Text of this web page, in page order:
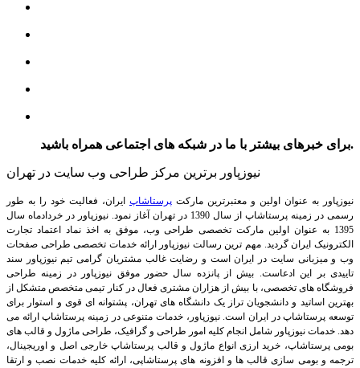
برای خبرهای بیشتر با ما در شبکه های اجتماعی همراه باشید.
نیوزپاور برترین مرکز طراحی وب سایت در تهران
نیوزپاور به عنوان اولین و معتبرترین مارکت پرستاشاپ ایران، فعالیت خود را به طور
رسمی در زمینه پرستاشاپ از سال 1390 در تهران آغاز نمود. نیوزپاور در خردادماه سال
1395 به عنوان اولین مارکت تخصصی طراحی وب، موفق به اخذ نماد اعتماد تجارت
الکترونیک ایران گردید. مهم ترین رسالت نیوزپاور ارائه خدمات تخصصی طراحی صفحات
وب و میزبانی سایت در ایران است و رضایت غالب مشتریان گرامی تیم نیوزپاور سند
تاییدی بر این ادعاست. بیش از پانزده سال حضور موفق نیوزپاور در زمینه طراحی
فروشگاه های تخصصی، با بیش از هزاران مشتری فعال در کنار تیمی متخصص متشکل از
بهترین اساتید و دانشجویان تراز یک دانشگاه های تهران، پشتوانه ای قوی و استوار برای
توسعه پرستاشاپ در ایران است.نیوزپاور، خدمات متنوعی در زمینه پرستاشاپ ارائه می
دهد. خدمات نیوزپاور شامل انجام کلیه امور طراحی و گرافیک، طراحی ماژول و قالب های
بومی پرستاشاپ، خرید ارزی انواع ماژول و قالب پرستاشاپ خارجی اصل و اوریجینال،
ترجمه و بومی سازی قالب ها و افزونه های پرستاشاپی، ارائه کلیه خدمات نصب و ارتقا